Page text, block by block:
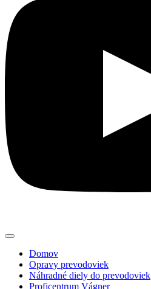
Domov
Opravy prevodoviek
Náhradné diely do prevodoviek
Proficentrum Vágner